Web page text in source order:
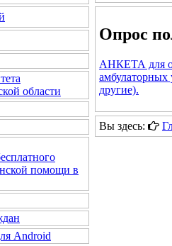
области
помощи в
Android
Опрос
АНКЕТА для
амбулаторных
другие).
Вы здесь: